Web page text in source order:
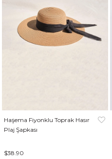
Haşema Fiyonklu Toprak Hasır
Plaj Şapkası
$38.90